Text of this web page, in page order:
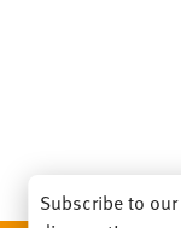
Subscribe to